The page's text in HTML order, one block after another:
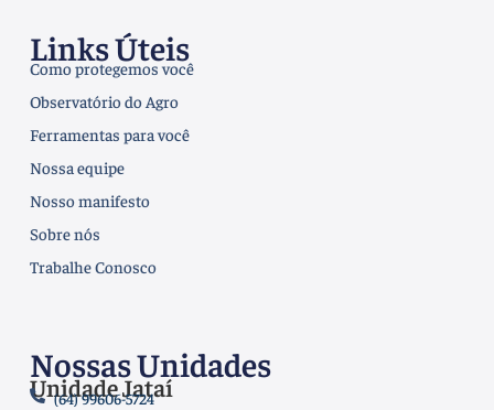
Links Úteis
Como protegemos você
Observatório do Agro
Ferramentas para você
Nossa equipe
Nosso manifesto
Sobre nós
Trabalhe Conosco
Nossas Unidades
Unidade Jataí
(64) 99606-5724